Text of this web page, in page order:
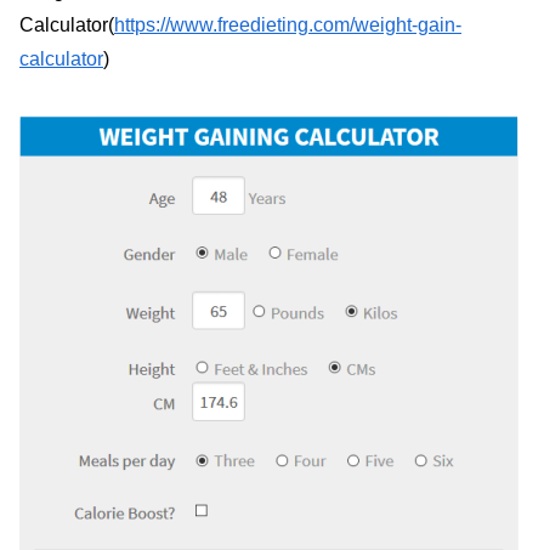
Calculator(https://www.freedieting.com/weight-gain-
calculator)